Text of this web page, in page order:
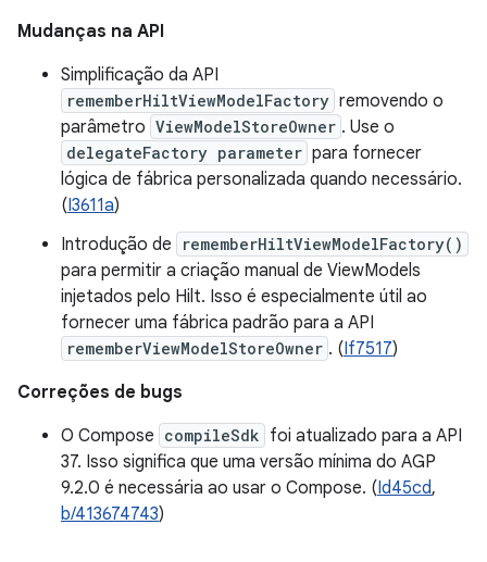
Mudanças na API
Simplificação da API
rememberHiltViewModelFactory removendo o
parâmetro ViewModelStoreOwner . Use o
delegateFactory parameter para fornecer
lógica de fábrica personalizada quando necessário.
(I3611a)
Introdução de
rememberHiltViewModelFactory()
para permitir a criação manual de ViewModels
injetados pelo Hilt. Isso é especialmente útil ao
fornecer uma fábrica padrão para a API
rememberViewModelStoreOwner . (If7517)
Correções de bugs
O Compose compileSdk foi atualizado para a API
37. Isso significa que uma versão mínima do AGP
9.2.0 é necessária ao usar o Compose. (Id45cd,
b/413674743)